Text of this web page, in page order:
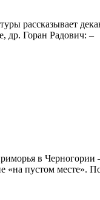
рассказывает
др. Горан Радович: –
в Черногории
«на пустом месте».